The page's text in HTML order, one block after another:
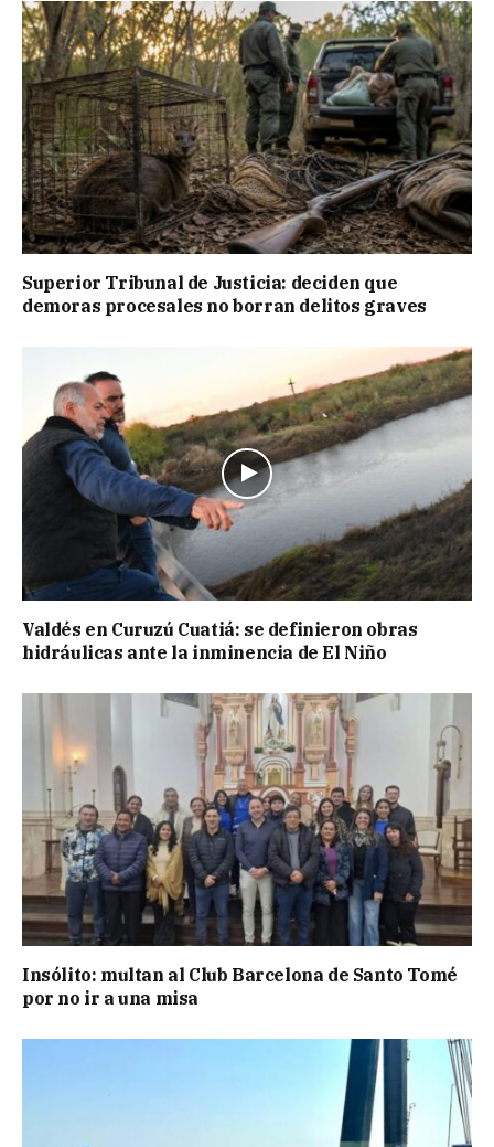
Superior Tribunal de Justicia: deciden que
demoras procesales no borran delitos graves
Valdés en Curuzú Cuatiá: se definieron obras
hidráulicas ante la inminencia de El Niño
Insólito: multan al Club Barcelona de Santo Tomé
por no ir a una misa